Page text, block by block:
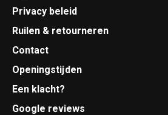
Privacy beleid
Ruilen & retourneren
Contact
Openingstijden
Een klacht?
Google reviews